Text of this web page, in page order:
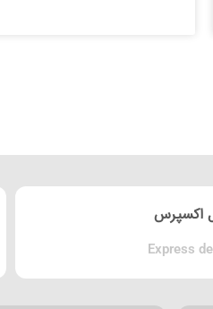
اکسپرس
Express